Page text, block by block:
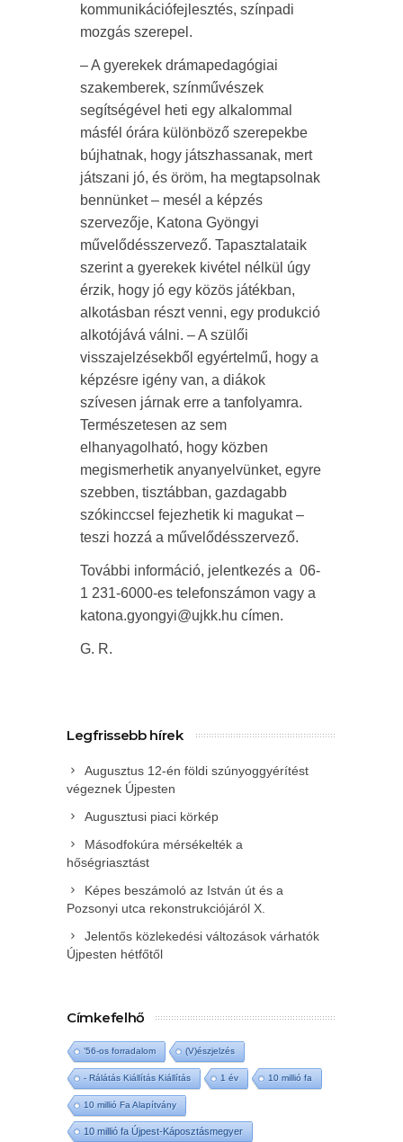
kommunikációfejlesztés, színpadi
mozgás szerepel.
– A gyerekek drámapedagógiai
szakemberek, színművészek
segítségével heti egy alkalommal
másfél órára különböző szerepekbe
bújhatnak, hogy játszhassanak, mert
játszani jó, és öröm, ha megtapsolnak
bennünket – mesél a képzés
szervezője, Katona Gyöngyi
művelődésszervező. Tapasztalataik
szerint a gyerekek kivétel nélkül úgy
érzik, hogy jó egy közös játékban,
alkotásban részt venni, egy produkció
alkotójává válni. – A szülői
visszajelzésekből egyértelmű, hogy a
képzésre igény van, a diákok
szívesen járnak erre a tanfolyamra.
Természetesen az sem
elhanyagolható, hogy közben
megismerhetik anyanyelvünket, egyre
szebben, tisztábban, gazdagabb
szókinccsel fejezhetik ki magukat –
teszi hozzá a művelődésszervező.
További információ, jelentkezés a 06-
1 231-6000-es telefonszámon vagy a
katona.gyongyi@ujkk.hu címen.
G. R.
Legfrissebb hírek
Augusztus 12-én földi szúnyoggyérítést
végeznek Újpesten
Augusztusi piaci körkép
Másodfokúra mérsékelték a
hőségriasztást
Képes beszámoló az István út és a
Pozsonyi utca rekonstrukciójáról X.
Jelentős közlekedési változások várhatók
Újpesten hétfőtől
Címkefelhő
'56-os forradalom (V)észjelzés
- Rálátás Kiállítás Kiállítás 1 év 10 millió fa
10 millió Fa Alapítvány
10 millió fa Újpest-Káposztásmegyer